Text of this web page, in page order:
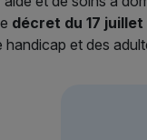
décret du 17
et des